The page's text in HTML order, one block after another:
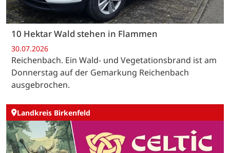
10 Hektar Wald stehen in Flammen
30.07.2026
Reichenbach. Ein Wald- und Vegetationsbrand ist am
Donnerstag auf der Gemarkung Reichenbach
ausgebrochen.
Landkreis Birkenfeld